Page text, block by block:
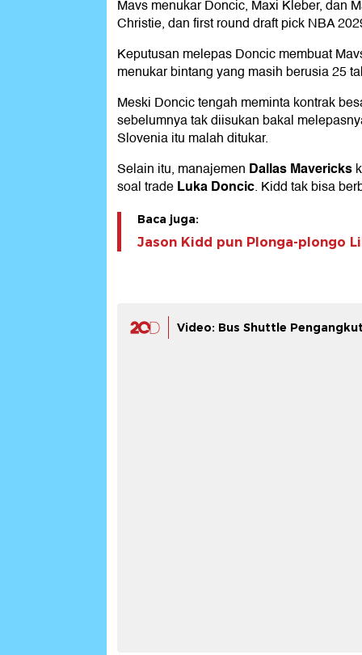
Mavs menukar Doncic, Maxi Kleber, dan
Christie, dan first round draft pick NBA
Keputusan melepas Doncic membuat
menukar bintang yang masih berusia 25
Meski Doncic tengah meminta kontrak
sebelumnya tak diisukan bakal
Slovenia itu malah ditukar.
Selain itu, manajemen Dallas Mavericks
soal tradeLuka Doncic. Kidd tak bisa
Baca juga:
Jason Kidd pun Plonga-plongo
Video: Bus Shuttle